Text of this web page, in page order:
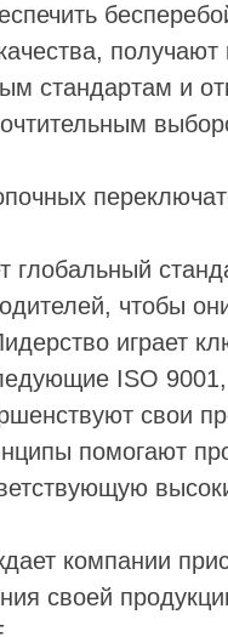
стандартам и
глобальный
чтобы
играет
ISO
свои
помогают
компании
своей